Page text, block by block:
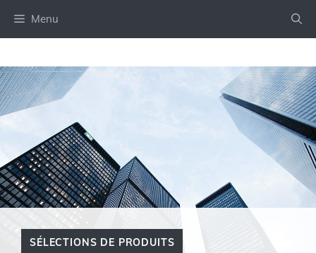
Menu
SÉLECTIONS DE PRODUITS